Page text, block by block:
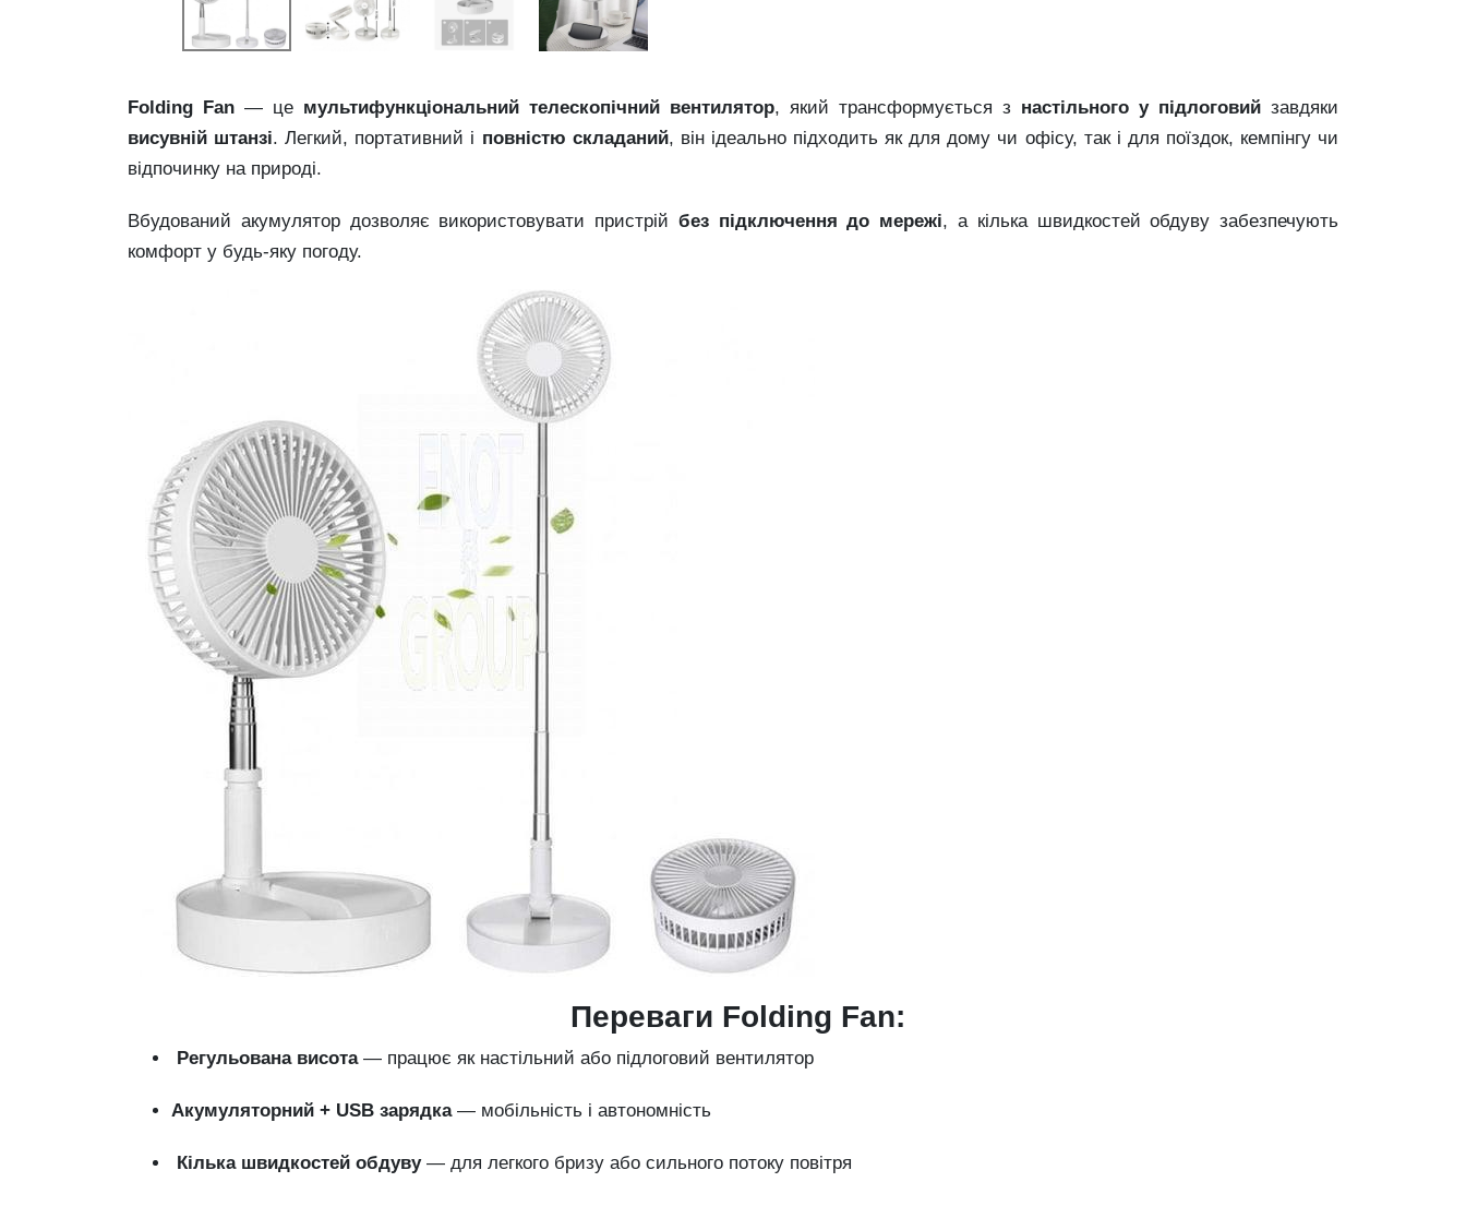
Folding Fan — це мультифункціональний телескопічний вентилятор, який трансформується з настільного у підлоговий завдяки
висувній штанзі.Легкий, портативний і повністю складаний, він ідеально підходитьякдлядому чи офісу, так і для поїздок, кемпінгу чи
відпочинку на природі.
Вбудований акумулятор дозволяє використовувати пристрій без підключеннядо мережі,а кілька швидкостейобдувузабезпечують
комфорт у будь-яку погоду.
Переваги Folding Fan:
Регульована висота— працює як настільний або підлоговий вентилятор
Акумуляторний + USB зарядка— мобільність і автономність
Кілька швидкостей обдуву— для легкого бризу або сильного потоку повітря